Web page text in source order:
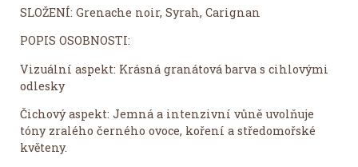
SLOŽENÍ: Grenache noir, Syrah, Carignan
POPIS OSOBNOSTI:
Vizuální aspekt: ​​Krásná granátová barva s cihlovými
odlesky
Čichový aspekt: ​​Jemná a intenzivní vůně uvolňuje
tóny zralého černého ovoce, koření a středomořské
květeny.